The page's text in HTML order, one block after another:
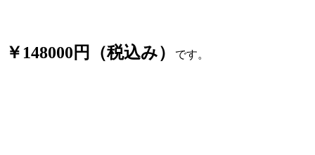
￥148000円（税込み） です。